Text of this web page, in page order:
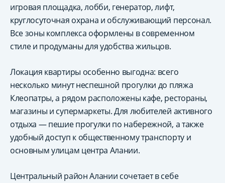
игровая площадка, лобби, генератор, лифт,
круглосуточная охрана и обслуживающий персонал.
Все зоны комплекса оформлены в современном
стиле и продуманы для удобства жильцов.
Локация квартиры особенно выгодна: всего
несколько минут неспешной прогулки до пляжа
Клеопатры, а рядом расположены кафе, рестораны,
магазины и супермаркеты. Для любителей активного
отдыха — пешие прогулки по набережной, а также
удобный доступ к общественному транспорту и
основным улицам центра Алании.
Центральный район Алании сочетает в себе